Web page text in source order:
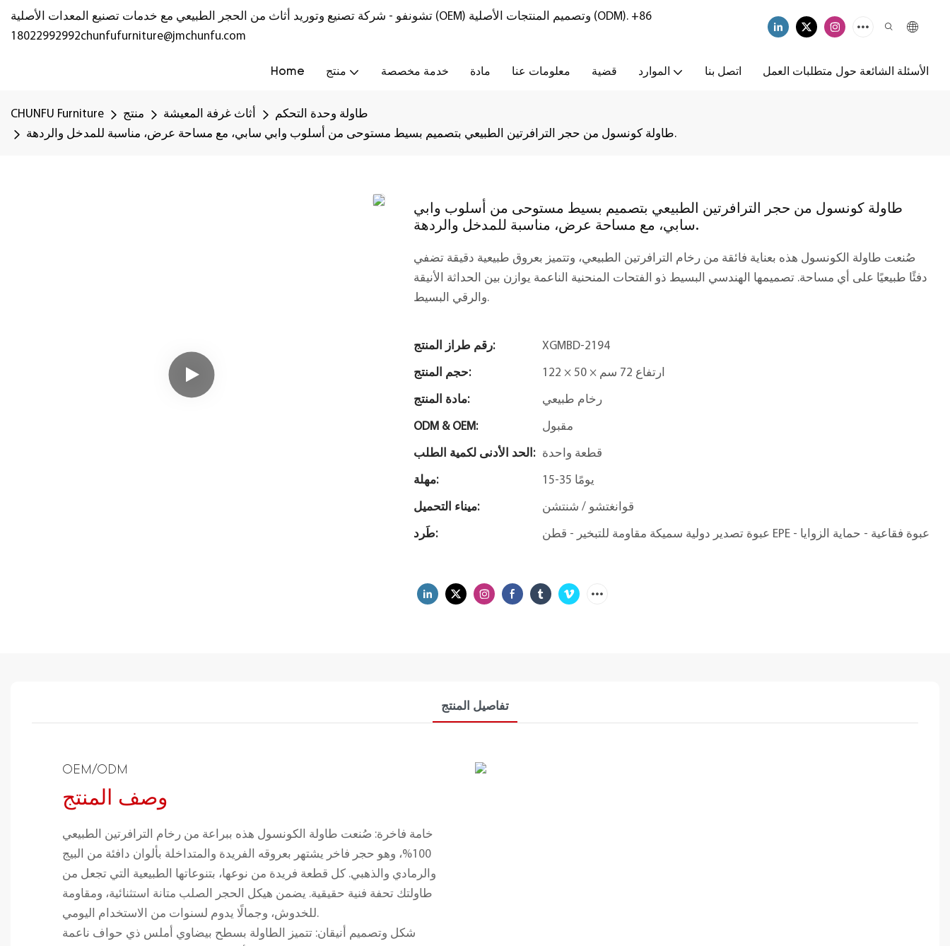
تشونفو - شركة تصنيع وتوريد أثاث من الحجر الطبيعي مع خدمات تصنيع المعدات الأصلية (OEM) وتصميم المنتجات الأصلية (ODM). +86
18022992992chunfufurniture@jmchunfu.com
Home منتج خدمة مخصصة مادة معلومات عنا قضية الموارد اتصل بنا الأسئلة الشائعة حول متطلبات العمل
CHUNFU Furniture منتج أثاث غرفة المعيشة
طاولة وحدة التحكم
طاولة كونسول من حجر الترافرتين الطبيعي بتصميم بسيط مستوحى من أسلوب وابي سابي، مع مساحة عرض، مناسبة للمدخل والردهة.
طاولة كونسول من حجر الترافرتين الطبيعي بتصميم بسيط مستوحى من أسلوب وابي
سابي، مع مساحة عرض، مناسبة للمدخل والردهة.
صُنعت طاولة الكونسول هذه بعناية فائقة من رخام الترافرتين الطبيعي، وتتميز بعروق طبيعية دقيقة تضفي
دفئًا طبيعيًا على أي مساحة. تصميمها الهندسي البسيط ذو الفتحات المنحنية الناعمة يوازن بين الحداثة الأنيقة
والرقي البسيط.
رقم طراز المنتج: XGMBD-2194
حجم المنتج: 122 × 50 × ارتفاع 72 سم
مادة المنتج: رخام طبيعي
ODM & OEM: مقبول
الحد الأدنى لكمية الطلب: قطعة واحدة
مهلة: 15-35 يومًا
ميناء التحميل: قوانغتشو / شنتشن
طَرد: عبوة تصدير دولية سميكة مقاومة للتبخير - قطن EPE - عبوة فقاعية - حماية الزوايا
تفاصيل المنتج
OEM/ODM
وصف المنتج
خامة فاخرة: صُنعت طاولة الكونسول هذه ببراعة من رخام الترافرتين الطبيعي
100%، وهو حجر فاخر يشتهر بعروقه الفريدة والمتداخلة بألوان دافئة من البيج
والرمادي والذهبي. كل قطعة فريدة من نوعها، بتنوعاتها الطبيعية التي تجعل من
طاولتك تحفة فنية حقيقية. يضمن هيكل الحجر الصلب متانة استثنائية، ومقاومة
للخدوش، وجمالًا يدوم لسنوات من الاستخدام اليومي.
شكل وتصميم أنيقان: تتميز الطاولة بسطح بيضاوي أملس ذي حواف ناعمة